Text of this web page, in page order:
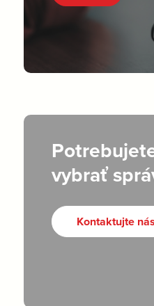
vybrať
Kontaktujte nás